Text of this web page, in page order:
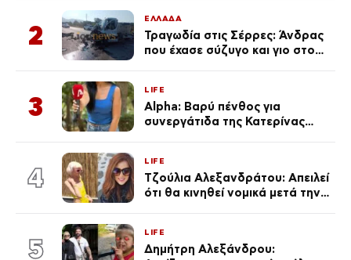
2
ΕΛΛΑΔΑ
Τραγωδία στις Σέρρες: Άνδρας
που έχασε σύζυγο και γιο στο
3
LIFE
Alpha: Βαρύ πένθος για
συνεργάτιδα της Κατερίνας
του Θεού»
4
LIFE
Τζούλια Αλεξανδράτου: Απειλεί
ότι θα κινηθεί νομικά μετά την
5
LIFE
Δημήτρη Αλεξάνδρου: